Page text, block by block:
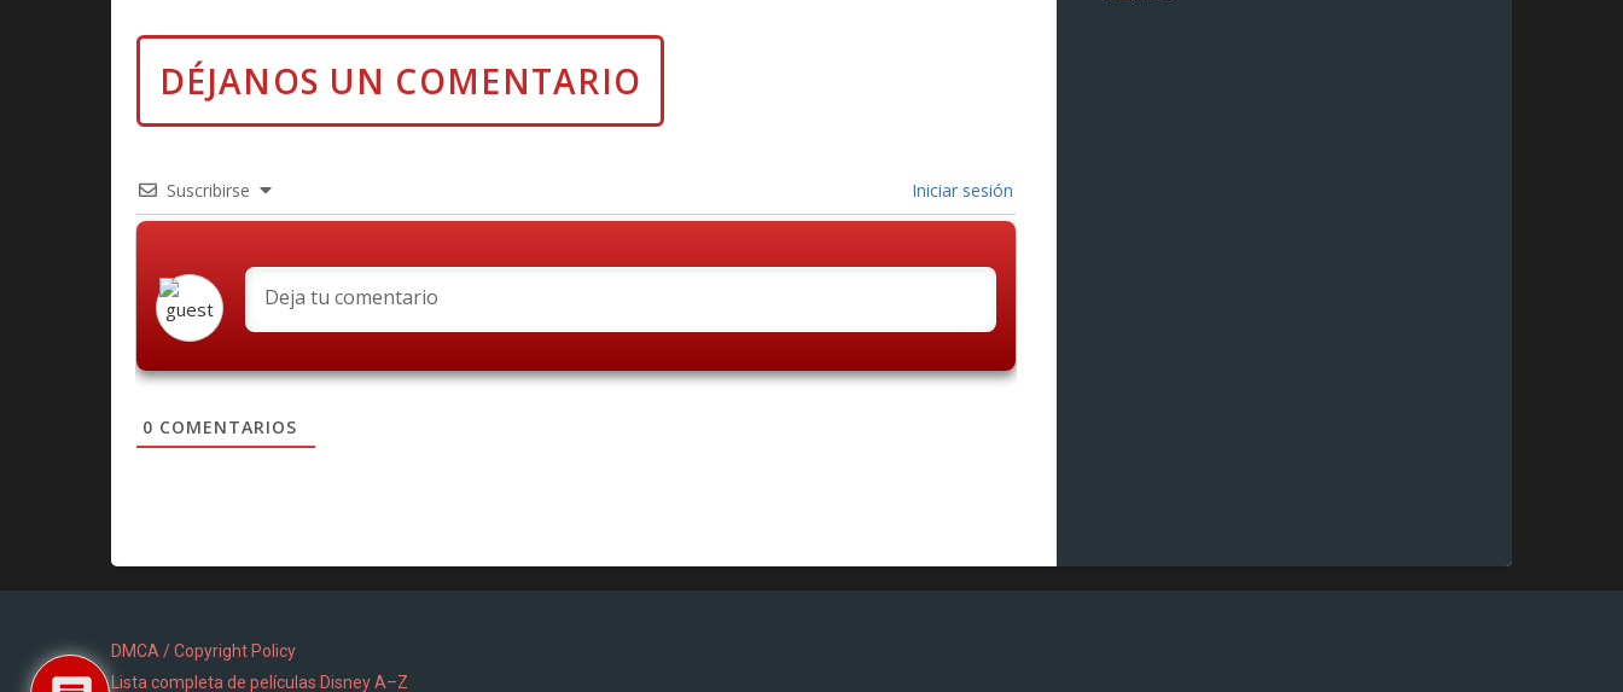
Suscribirse Iniciar sesión
0 COMENTARIOS
DMCA / Copyright Policy
Lista completa de películas Disney A–Z